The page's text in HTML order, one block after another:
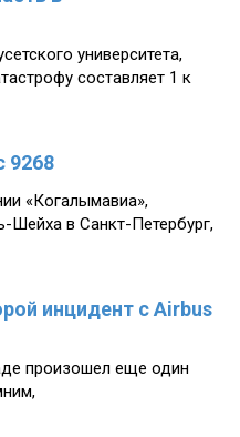
университета,
составляет 1 к
9268
«Когалымавиа»,
в Санкт-Петербург,
инцидент с Airbus
произошел еще один